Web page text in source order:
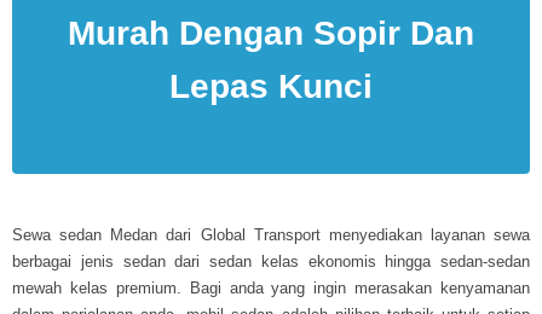
Murah Dengan Sopir Dan
Lepas Kunci
Sewa sedan Medan dari Global Transport menyediakan layanan sewa
berbagai jenis sedan dari sedan kelas ekonomis hingga sedan-sedan
mewah kelas premium. Bagi anda yang ingin merasakan kenyamanan